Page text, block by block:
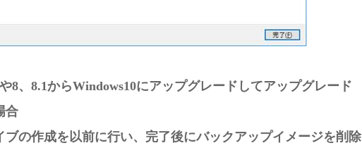
8、8.1からWindows10にアップグレードしてアップグレード
合
ブの作成を以前に行い、完了後にバックアップイメージを削除